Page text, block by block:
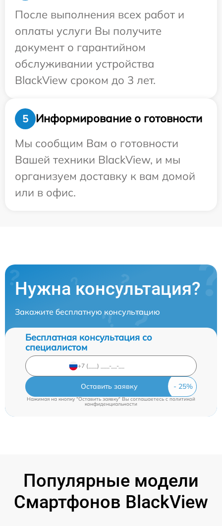
После выполнения всех работ и
оплаты услуги Вы получите
документ о гарантийном
обслуживании устройства
BlackView сроком до 3 лет.
5
Информирование о готовности
Мы сообщим Вам о готовности
Вашей техники BlackView, и мы
организуем доставку к вам домой
или в офис.
Нужна консультация?
Закажите бесплатную консультацию
Бесплатная консультация со
специалистом
Оставить заявку
Нажимая на кнопку "Оставить заявку" Вы соглашаетесь cполитикой
конфиденциальности
Популярные модели
Смартфонов BlackView